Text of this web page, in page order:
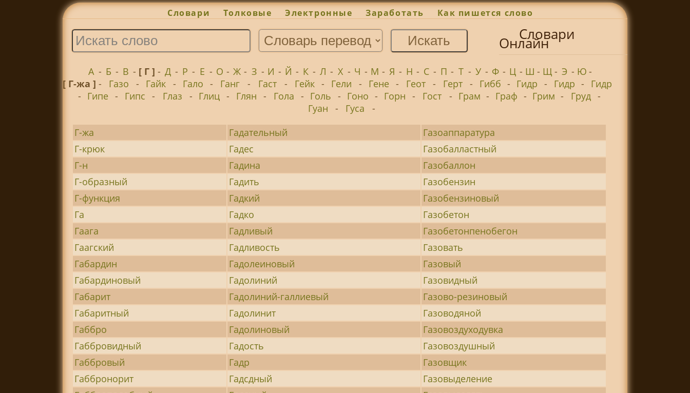
Словари Толковые Электронные Заработать Как пишется слово
Словари
Онлайн
А - Б - В - [ Г ] - Д - Р - Е - О - Ж - З - И - Й - К - Л - Х - Ч - М - Я - Н - С - П - Т - У - Ф - Ц - Ш - Щ- Э - Ю-
[ Г-жа ]- Газо - Гайк - Гало - Ганг - Гаст - Гейк - Гели - Гене - Геот - Герт - Гибб - Гидр - Гидр -
Гидр
- Гипе - Гипс - Глаз - Глиц - Глян - Гола - Голь - Гоно - Горн - Гост - Грам - Граф - Грим - Груд -
Гуан
- Гуса
-
Г-жа
Гадательный
Газоаппаратура
Г-крюк
Гадес
Газобалластный
Г-н
Гадина
Газобаллон
Г-образный
Гадить
Газобензин
Г-функция
Гадкий
Газобензиновый
Га
Гадко
Газобетон
Гаага
Гадливый
Газобетонпенобегон
Гаагский
Гадливость
Газовать
Габардин
Гадолеиновый
Газовый
Габардиновый
Гадолиний
Газовидный
Габарит
Гадолиний-галлиевый
Газово-резиновый
Габаритный
Гадолинит
Газоводяной
Габбро
Гадолиновый
Газовоздуходувка
Габбровидный
Гадость
Газовоздушный
Габбровый
Гадр
Газовщик
Габбронорит
Гадсдный
Газовыделение